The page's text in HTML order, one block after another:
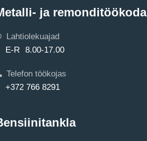
ja remonditöökoda
Lahtiolekuajad
E-R 8.00-17.00
Telefon töökojas
+372 766 8291